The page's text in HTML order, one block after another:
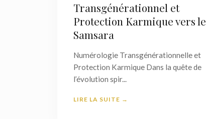
Transgénérationnel et
Protection Karmique vers le
Samsara
Numérologie Transgénérationnelle et
Protection Karmique Dans la quête de
l’évolution spir...
LIRE LA SUITE →